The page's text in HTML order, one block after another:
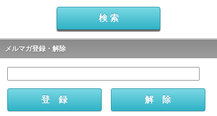
メルマガ登録・解除